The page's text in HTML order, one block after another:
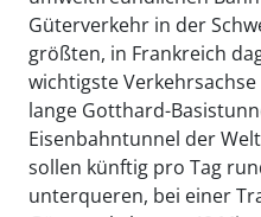
Güterverkehr in der
größten, in Frankreich
wichtigste
lange Gotthard-
Eisenbahntunnel der
sollen künftig pro Tag
unterqueren, bei einer